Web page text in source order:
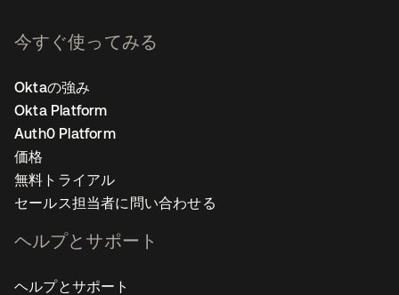
今すぐ使ってみる
Oktaの強み
Okta Platform
Auth0 Platform
価格
無料トライアル
セールス担当者に問い合わせる
ヘルプとサポート
ヘルプとサポート